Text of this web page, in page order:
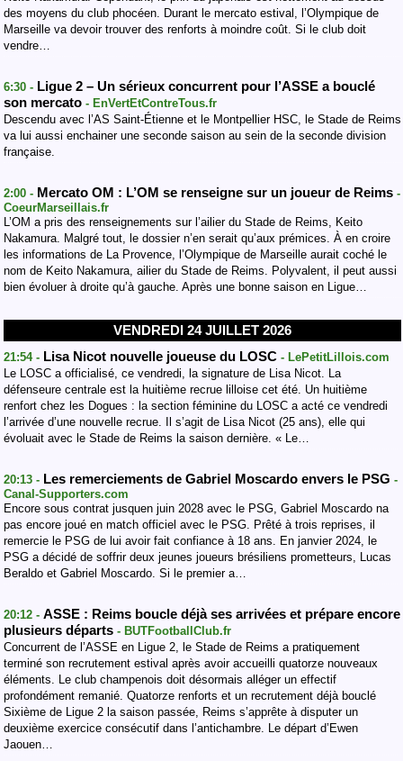
des moyens du club phocéen. Durant le mercato estival, l’Olympique de
Marseille va devoir trouver des renforts à moindre coût. Si le club doit
vendre…
6:30 - Ligue 2 – Un sérieux concurrent pour l’ASSE a bouclé
son mercato - EnVertEtContreTous.fr
Descendu avec l’AS Saint-Étienne et le Montpellier HSC, le Stade de Reims
va lui aussi enchainer une seconde saison au sein de la seconde division
française.
2:00 - Mercato OM : L’OM se renseigne sur un joueur de Reims -
CoeurMarseillais.fr
L’OM a pris des renseignements sur l’ailier du Stade de Reims, Keito
Nakamura. Malgré tout, le dossier n’en serait qu’aux prémices. À en croire
les informations de La Provence, l’Olympique de Marseille aurait coché le
nom de Keito Nakamura, ailier du Stade de Reims. Polyvalent, il peut aussi
bien évoluer à droite qu’à gauche. Après une bonne saison en Ligue…
VENDREDI 24 JUILLET 2026
21:54 - Lisa Nicot nouvelle joueuse du LOSC - LePetitLillois.com
Le LOSC a officialisé, ce vendredi, la signature de Lisa Nicot. La
défenseure centrale est la huitième recrue lilloise cet été. Un huitième
renfort chez les Dogues : la section féminine du LOSC a acté ce vendredi
l’arrivée d’une nouvelle recrue. Il s’agit de Lisa Nicot (25 ans), elle qui
évoluait avec le Stade de Reims la saison dernière. « Le…
20:13 - Les remerciements de Gabriel Moscardo envers le PSG -
Canal-Supporters.com
Encore sous contrat jusquen juin 2028 avec le PSG, Gabriel Moscardo na
pas encore joué en match officiel avec le PSG. Prêté à trois reprises, il
remercie le PSG de lui avoir fait confiance à 18 ans. En janvier 2024, le
PSG a décidé de soffrir deux jeunes joueurs brésiliens prometteurs, Lucas
Beraldo et Gabriel Moscardo. Si le premier a…
20:12 - ASSE : Reims boucle déjà ses arrivées et prépare encore
plusieurs départs - BUTFootballClub.fr
Concurrent de l’ASSE en Ligue 2, le Stade de Reims a pratiquement
terminé son recrutement estival après avoir accueilli quatorze nouveaux
éléments. Le club champenois doit désormais alléger un effectif
profondément remanié. Quatorze renforts et un recrutement déjà bouclé
Sixième de Ligue 2 la saison passée, Reims s’apprête à disputer un
deuxième exercice consécutif dans l’antichambre. Le départ d’Ewen
Jaouen…